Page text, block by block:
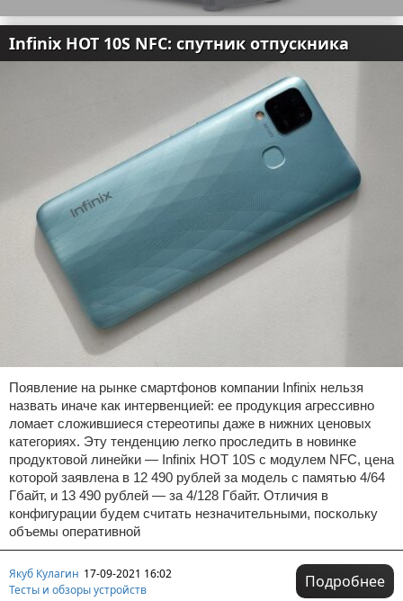
Infinix HOT 10S NFC: спутник отпускника
Появление на рынке смартфонов компании Infinix нельзя
назвать иначе как интервенцией: ее продукция агрессивно
ломает сложившиеся стереотипы даже в нижних ценовых
категориях. Эту тенденцию легко проследить в новинке
продуктовой линейки — Infinix HOT 10S с модулем NFC, цена
которой заявлена в 12 490 рублей за модель с памятью 4/64
Гбайт, и 13 490 рублей — за 4/128 Гбайт. Отличия в
конфигурации будем считать незначительными, поскольку
объемы оперативной
Якуб Кулагин 17-09-2021 16:02
Тесты и обзоры устройств
Подробнее